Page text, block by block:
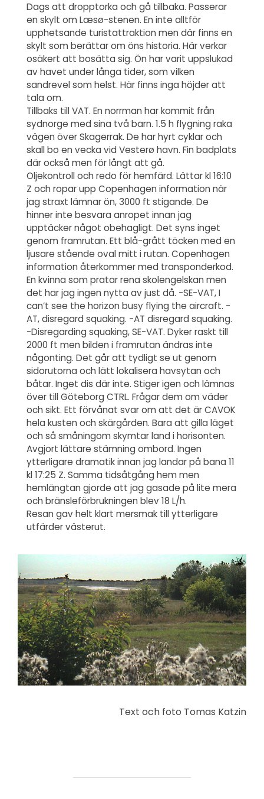
Dags att dropptorka och gå tillbaka. Passerar
en skylt om Læsø-stenen. En inte alltför
upphetsande turistattraktion men där finns en
skylt som berättar om öns historia. Här verkar
osäkert att bosätta sig. Ön har varit uppslukad
av havet under långa tider, som vilken
sandrevel som helst. Här finns inga höjder att
tala om.
Tillbaks till VAT. En norrman har kommit från
sydnorge med sina två barn. 1.5 h flygning raka
vägen över Skagerrak. De har hyrt cyklar och
skall bo en vecka vid Vesterø havn. Fin badplats
där också men för långt att gå.
Oljekontroll och redo för hemfärd. Lättar kl 16:10
Z och ropar upp Copenhagen information när
jag straxt lämnar ön, 3000 ft stigande. De
hinner inte besvara anropet innan jag
upptäcker något obehagligt. Det syns inget
genom framrutan. Ett blå-grått töcken med en
ljusare stående oval mitt i rutan. Copenhagen
information återkommer med transponderkod.
En kvinna som pratar rena skolengelskan men
det har jag ingen nytta av just då. -SE-VAT, I
can’t see the horizon busy flying the aircraft. -
AT, disregard squaking. -AT disregard squaking.
-Disregarding squaking, SE-VAT. Dyker raskt till
2000 ft men bilden i framrutan ändras inte
någonting. Det går att tydligt se ut genom
sidorutorna och lätt lokalisera havsytan och
båtar. Inget dis där inte. Stiger igen och lämnas
över till Göteborg CTRL. Frågar dem om väder
och sikt. Ett förvånat svar om att det är CAVOK
hela kusten och skärgården. Bara att gilla läget
och så småningom skymtar land i horisonten.
Avgjort lättare stämning ombord. Ingen
ytterligare dramatik innan jag landar på bana 11
kl 17:25 Z. Samma tidsåtgång hem men
hemlängtan gjorde att jag gasade på lite mera
och bränsleförbrukningen blev 18 L/h.
Resan gav helt klart mersmak till ytterligare
utfärder västerut.
Text och foto Tomas Katzin